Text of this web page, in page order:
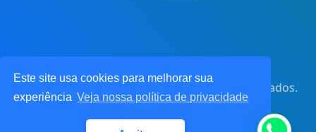
Este site usa cookies para melhorar sua
experiência Veja nossa política de privacidade
Pot&Pracy
. Todos os direitos reservados.
CNPJ: 62.360.268.0001/91